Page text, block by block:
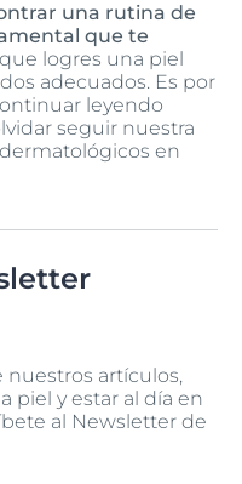
una rutina de
que te
logres una piel
adecuados. Es por
leyendo
seguir nuestra
en
artículos,
piel y estar al día en
al Newsletter de